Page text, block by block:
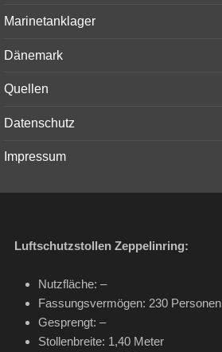
Marinetanklager
Dänemark
Quellen
Datenschutz
Impressum
LuftschutzstollenZeppelinring:
Nutzfläche: –
Fassungsvermögen: 230 Personen
Gesprengt: –
Stollenbreite: 1,40 Meter